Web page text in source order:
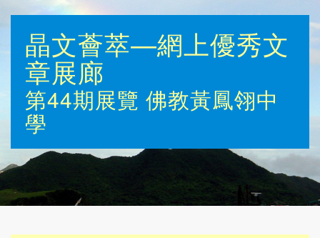
晶文薈萃—網上優秀文
章展廊
第44期展覽 佛教黃鳳翎中
學